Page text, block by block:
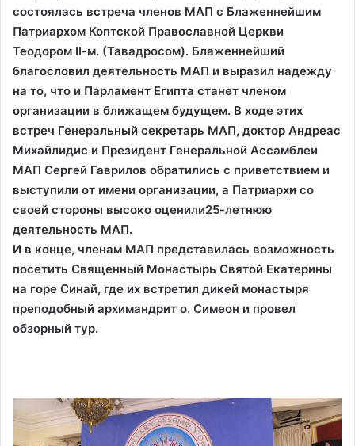
состоялась встреча членов МАП с Блаженнейшим
Патриархом Коптской Православной Церкви
Теодором ΙΙ-м. (Тавадросом). Блаженнейший
благословил деятельность МАП и выразил надежду
на то, что и Парламент Египта станет членом
организации в ближащем будущем. В ходе этих
встреч Генеральный секретарь МАП, доктор Андреас
Михайлидис и Президент Генеральной Ассамблеи
МАП Сергей Гаврилов обратились с приветствием и
выступили от имени организации, а Патриархи со
своей стороны высоко оценили25-летнюю
деятельность МАП.
И в конце, членам МАП представилась возможность
посетить Священный Монастырь Святой Екатерины
на горе Синай, где их встретил дикей монастыря
преподобный архимандрит о. Симеон и провел
обзорный тур.